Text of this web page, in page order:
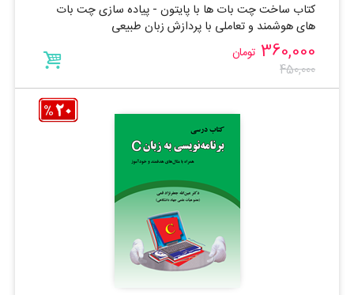
کتاب ساخت چت بات ها با پایتون - پیاده سازی چت بات
های هوشمند و تعاملی با پردازش زبان طبیعی
360,000 تومان
450,000